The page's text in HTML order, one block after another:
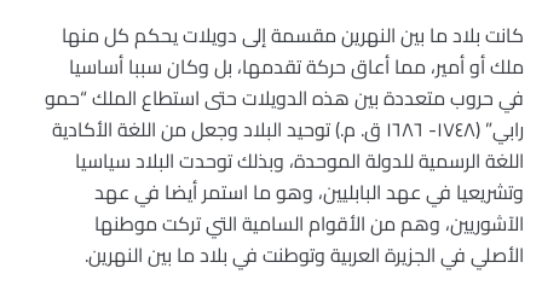
كانت بلاد ما بين النهرين مقسمة إلى دويلات يحكم كل منها
ملك أو أمير، مما أعاق حركة تقدمها، بل وكان سببا أساسيا
في حروب متعددة بين هذه الدويلات حتى استطاع الملك “حمو
رابي” (١٧٤٨- ١٦٨٦ ق. م.) توحيد البلاد وجعل من اللغة الأكادية
اللغة الرسمية للدولة الموحدة، وبذلك توحدت البلاد سياسيا
وتشريعيا في عهد البابليين، وهو ما استمر أيضا في عهد
الآشوريين، وهم من الأقوام السامية التي تركت موطنها
الأصلي في الجزيرة العربية وتوطنت في بلاد ما بين النهرين.